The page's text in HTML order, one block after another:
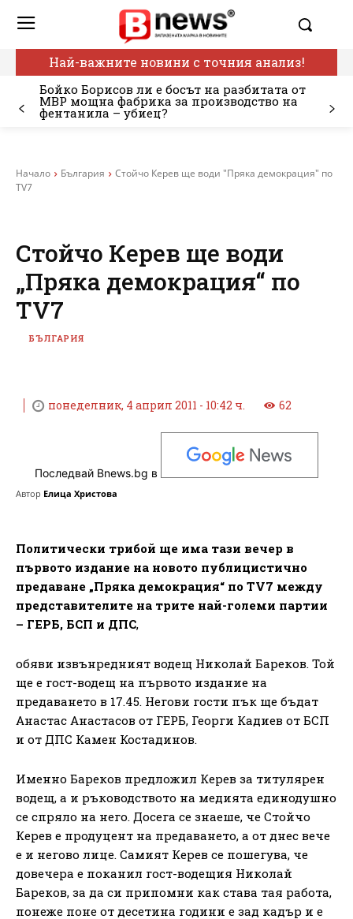
Най-важните новини с точния анализ!
Бойко Борисов ли е босът на разбитата от
МВР мощна фабрика за производство на
фентанила – убиец?
Начало България
Стойчо Керев ще води "Пряка демокрация" по
TV7
Стойчо Керев ще води
„Пряка демокрация“ по
TV7
БЪЛГАРИЯ
понеделник, 4 април 2011 - 10:42 ч. 62
Последвай Bnews.bg в
Автор Елица Христова
Политически трибой ще има тази вечер в
първото издание на новото публицистично
предаване „Пряка демокрация“ по TV7 между
представителите на трите най-големи партии
– ГЕРБ, БСП и ДПС,
обяви извънредният водещ Николай Бареков. Той
ще е гост-водещ на първото издание на
предаването в 17.45. Негови гости пък ще бъдат
Анастас Анастасов от ГЕРБ, Георги Кадиев от БСП
и от ДПС Камен Костадинов.
Именно Бареков предложил Керев за титулярен
водещ, а и ръководството на медията единодушно
се спряло на него. Досега се знаеше, че Стойчо
Керев е продуцент на предаването, а от днес вече
е и негово лице. Самият Керев се пошегува, че
довечера е поканил гост-водещия Николай
Бареков, за да си припомни как става тая работа,
понеже поне от десетина години е зад кадър и е